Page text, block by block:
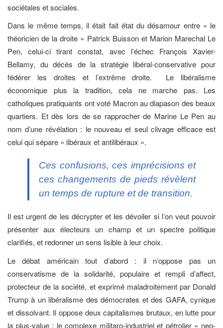
sociétales et sociales.
Dans le même temps, il était fait état du désamour entre « le
théoricien de la droite » Patrick Buisson et Marion Marechal Le
Pen, celui-ci tirant constat, avec l’échec François Xavier-
Bellamy, du décès de la stratégie libéral-conservative pour
fédérer les droites et l’extrême droite. Le libéralisme
économique plus la tradition, cela ne marche pas. Les
catholiques pratiquants ont voté Macron au diapason des beaux
quartiers. Et dès lors de se rapprocher de Marine Le Pen au
nom d’une révélation : le nouveau et seul clivage efficace est
celui qui sépare « libéraux et antilibéraux ».
Ces confusions, ces imprécisions et
ces changements de pieds révèlent
un temps de rupture et de transition.
Il est urgent de les décrypter et les dévoiler si l’on veut pouvoir
présenter aux électeurs un champ et un spectre politique
clarifiés, et redonner un sens lisible à leur choix.
Le débat américain tout d’abord : il n’oppose pas un
conservatisme de la solidarité, populaire et rempli d’affect,
protecteur de la société, et exprimé maladroitement par Donald
Trump à un libéralisme des démocrates et des GAFA, cynique
et dissolvant. Il oppose deux capitalismes brutaux, en lutte pour
la plus-value : le complexe militaro-industriel et pétrolier « neo-